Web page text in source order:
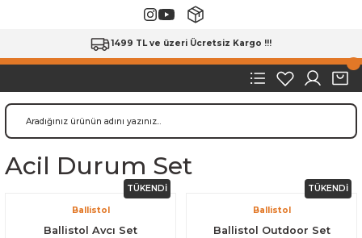
1499 TL ve üzeri Ücretsiz Kargo !!!
Acil Durum Set
TÜKENDİ
Ballistol
Ballistol Avcı Set
TÜKENDİ
Ballistol
Ballistol Outdoor Set